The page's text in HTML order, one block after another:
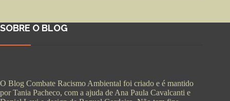
SOBRE O BLOG
O Blog Combate Racismo Ambiental foi criado e é mantido
por Tania Pacheco, com a ajuda de Ana Paula Cavalcanti e